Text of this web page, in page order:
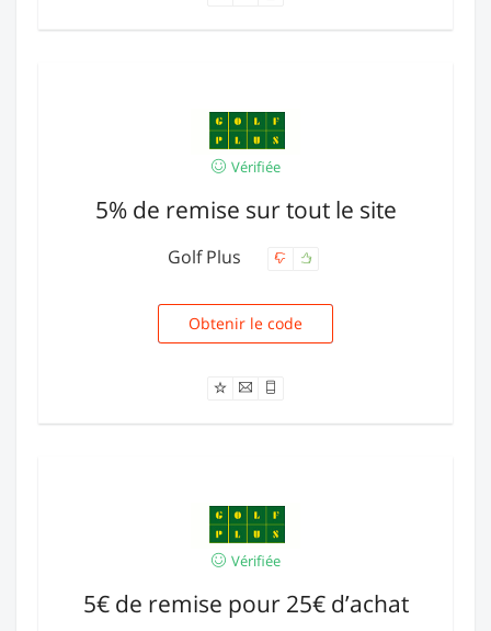
Vérifiée
5% de remise sur tout le site
Golf Plus
NA5
Obtenir le code
Vérifiée
5€ de remise pour 25€ d’achat